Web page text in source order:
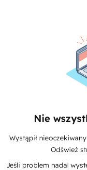
Nie
Wystąpił
Odśwież
Jeśli problem nadal